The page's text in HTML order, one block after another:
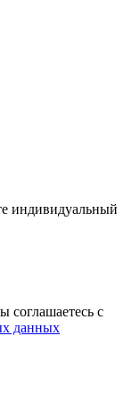
индивидуальный
соглашаетесь с
данных